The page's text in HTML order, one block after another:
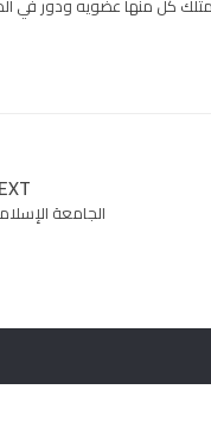
الجامعة